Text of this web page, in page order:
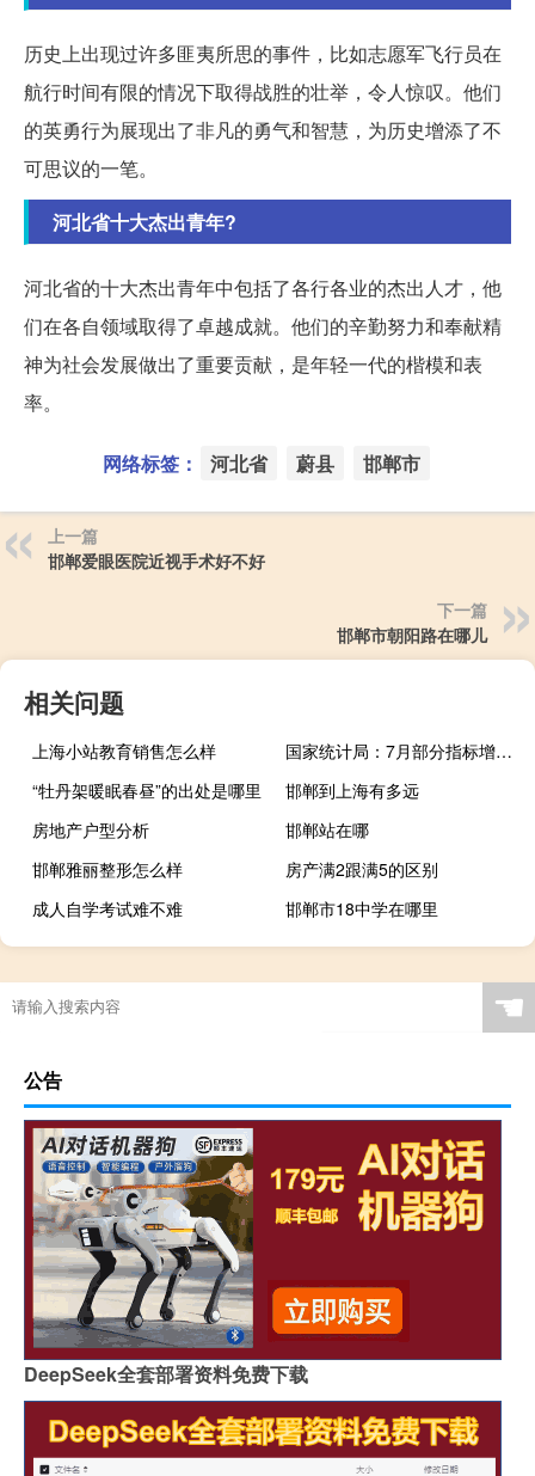
历史上出现过许多匪夷所思的事件，比如志愿军飞行员在
航行时间有限的情况下取得战胜的壮举，令人惊叹。他们
的英勇行为展现出了非凡的勇气和智慧，为历史增添了不
可思议的一笔。
河北省十大杰出青年?
河北省的十大杰出青年中包括了各行各业的杰出人才，他
们在各自领域取得了卓越成就。他们的辛勤努力和奉献精
神为社会发展做出了重要贡献，是年轻一代的楷模和表
率。
网络标签： 河北省 蔚县 邯郸市
上一篇
邯郸爱眼医院近视手术好不好
下一篇
邯郸市朝阳路在哪儿
相关问题
上海小站教育销售怎么样
国家统计局：7月部分指标增速放缓是正常波动
“牡丹架暖眠春昼”的出处是哪里
邯郸到上海有多远
房地产户型分析
邯郸站在哪
邯郸雅丽整形怎么样
房产满2跟满5的区别
成人自学考试难不难
邯郸市18中学在哪里
☚
公告
DeepSeek全套部署资料免费下载